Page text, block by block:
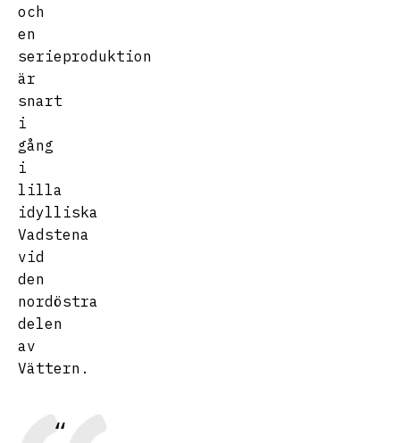
och
en
serieproduktion
är
snart
i
gång
i
lilla
idylliska
Vadstena
vid
den
nordöstra
delen
av
Vättern.